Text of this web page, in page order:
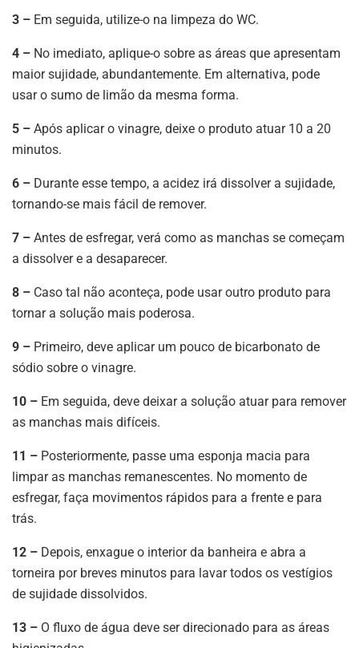
3 – Em seguida, utilize-o na limpeza do WC.
4 – No imediato, aplique-o sobre as áreas que apresentam
maior sujidade, abundantemente. Em alternativa, pode
usar o sumo de limão da mesma forma.
5 – Após aplicar o vinagre, deixe o produto atuar 10 a 20
minutos.
6 – Durante esse tempo, a acidez irá dissolver a sujidade,
tornando-se mais fácil de remover.
7 – Antes de esfregar, verá como as manchas se começam
a dissolver e a desaparecer.
8 – Caso tal não aconteça, pode usar outro produto para
tornar a solução mais poderosa.
9 – Primeiro, deve aplicar um pouco de bicarbonato de
sódio sobre o vinagre.
10 – Em seguida, deve deixar a solução atuar para remover
as manchas mais difíceis.
11 – Posteriormente, passe uma esponja macia para
limpar as manchas remanescentes. No momento de
esfregar, faça movimentos rápidos para a frente e para
trás.
12 – Depois, enxague o interior da banheira e abra a
torneira por breves minutos para lavar todos os vestígios
de sujidade dissolvidos.
13 – O fluxo de água deve ser direcionado para as áreas